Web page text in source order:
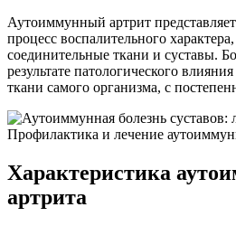
Аутоиммунный артрит
процесс воспалительного
соединительные ткани и суставы.
результате патологического
ткани самого организма, с
Профилактика и лечение
Характеристика
артрита